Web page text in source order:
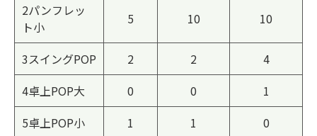
2パンフレッ
ト小
5 10 10
3スイングPOP 2 2
4
4卓上POP大
0 0
1
5卓上POP小
1 1 0